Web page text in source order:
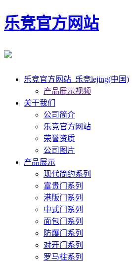
乐竞官方网站
乐竞官方网站_乐竞lejing(中国)
产品展示视频
关于我们
公司简介
乐竞官方网站
荣誉资质
公司图片
产品展示
现代简约系列
富贵门系列
港版门系列
中式门系列
面包门系列
防爆门系列
对开门系列
罗马柱系列